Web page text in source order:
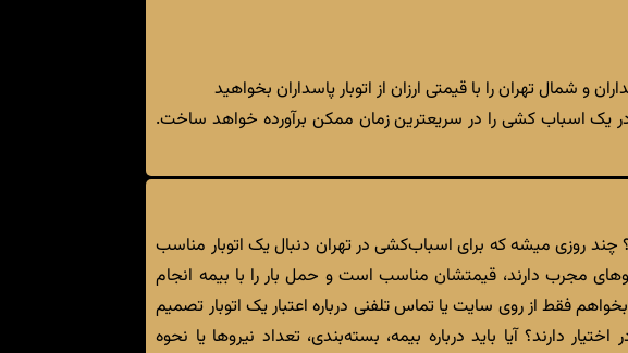
شمال تهران را با قیمتی ارزان از اتوبار پاسداران بخواهید
در یک اسباب کشی را در سریعترین زمان ممکن برآورده خواهد ساخت.
چند روزی میشه که برای اسباب‌کشی در تهران دنبال یک اتوبار مناسب
مجرب دارند، قیمتشان مناسب است و حمل بار را با بیمه انجام
فقط از روی سایت یا تماس تلفنی درباره اعتبار یک اتوبار تصمیم
دارند؟ آیا باید درباره بیمه، بسته‌بندی، تعداد نیروها یا نحوه